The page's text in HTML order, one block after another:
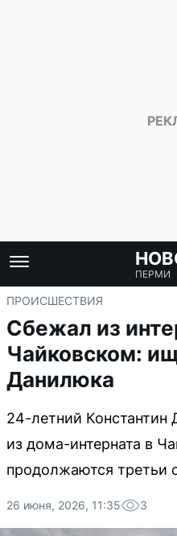
ПЕРМИ
ПРОИСШЕСТВИЯ
Сбежал из
Чайковском:
Данилюка
24-летний
из дома-интерната в
продолжаются третьи
26 июня, 2026, 11:35 3